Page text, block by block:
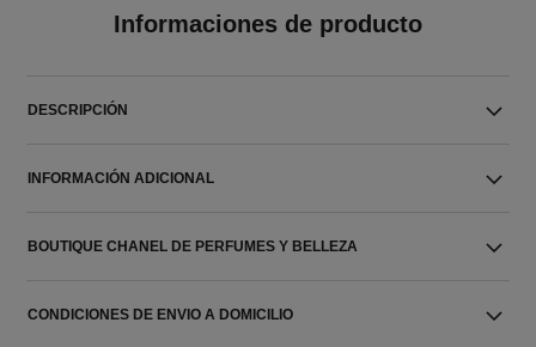
Informaciones de producto
DESCRIPCIÓN
INFORMACIÓN ADICIONAL
BOUTIQUE CHANEL DE PERFUMES Y BELLEZA
CONDICIONES DE ENVIO A DOMICILIO